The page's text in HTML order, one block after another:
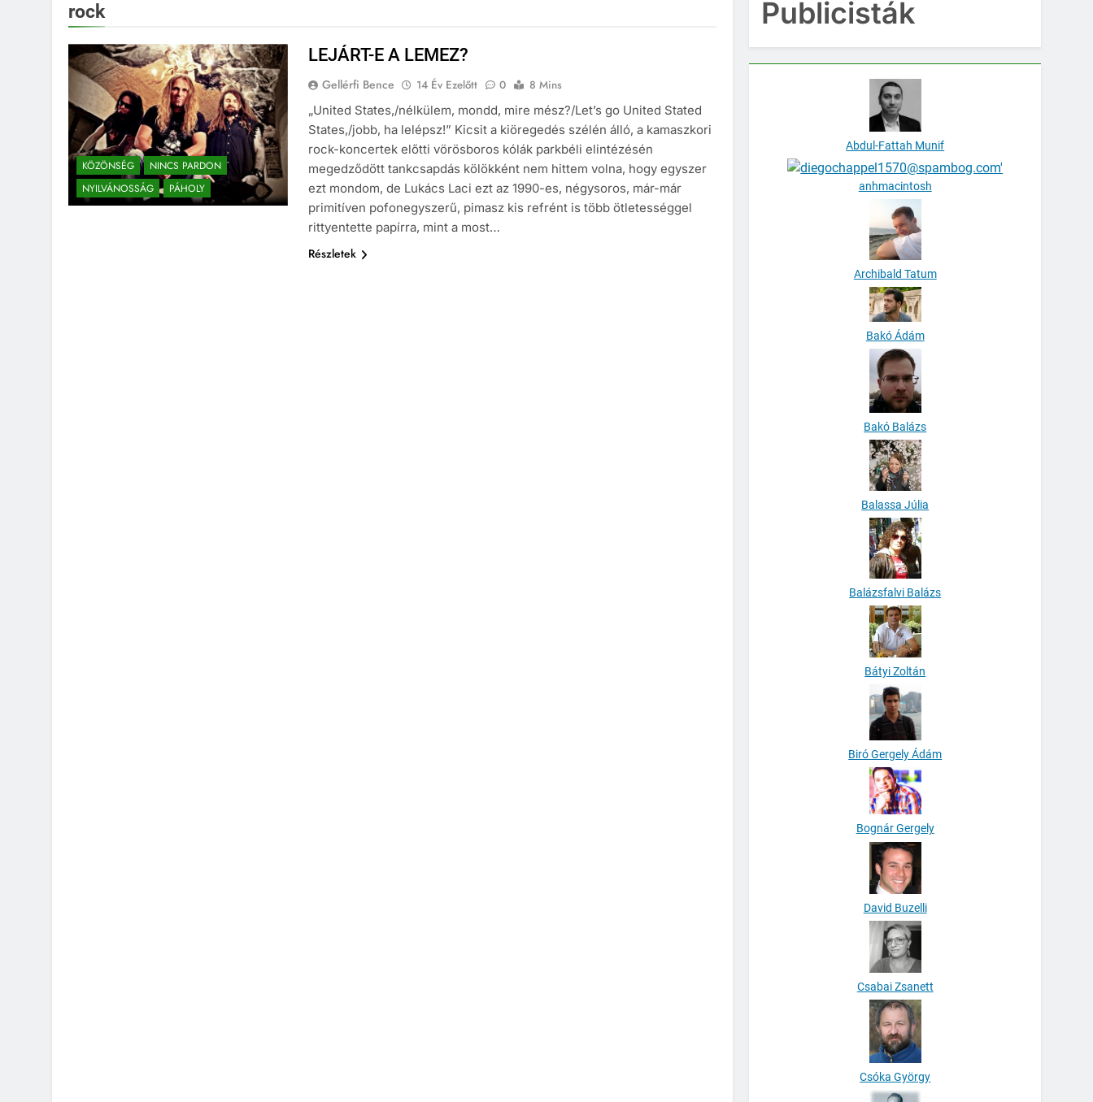
rock
KÖZÖNSÉG
NINCS PARDON
NYILVÁNOSSÁG
PÁHOLY
LEJÁRT-E A LEMEZ?
Gellérfi Bence 14 Év Ezelőtt 0
8 Mins
„United States,/nélkülem, mondd, mire mész?/Let’s go United Stated
States,/jobb, ha lelépsz!” Kicsit a kiöregedés szélén álló, a kamaszkori
rock-koncertek előtti vörösboros kólák parkbéli elintézésén
megedződött tankcsapdás kölökként nem hittem volna, hogy egyszer
ezt mondom, de Lukács Laci ezt az 1990-es, négysoros, már-már
primitíven pofonegyszerű, pimasz kis refrént is több ötletességgel
rittyentette papírra, mint a most…
Részletek
Publicisták
Abdul-Fattah Munif
anhmacintosh
Archibald Tatum
Bakó Ádám
Bakó Balázs
Balassa Júlia
Balázsfalvi Balázs
Bátyi Zoltán
Biró Gergely Ádám
Bognár Gergely
David Buzelli
Csabai Zsanett
Csóka György